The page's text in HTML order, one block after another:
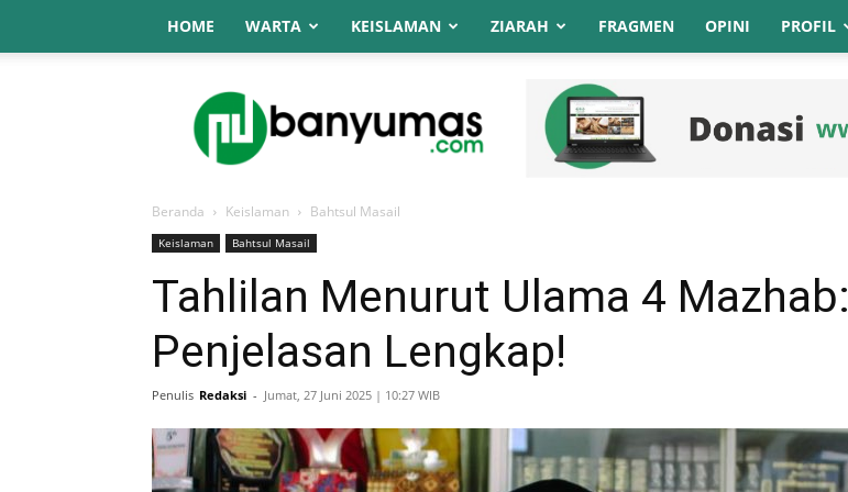
HOME WARTA KEISLAMAN ZIARAH FRAGMEN OPINI PROFIL
NU
Online
Banyumas
Beranda Keislaman Bahtsul Masail
Keislaman Bahtsul Masail
Tahlilan Menurut Ulama 4 Mazhab:
Penjelasan Lengkap!
Penulis Redaksi - Jumat, 27 Juni 2025 | 10:27 WIB